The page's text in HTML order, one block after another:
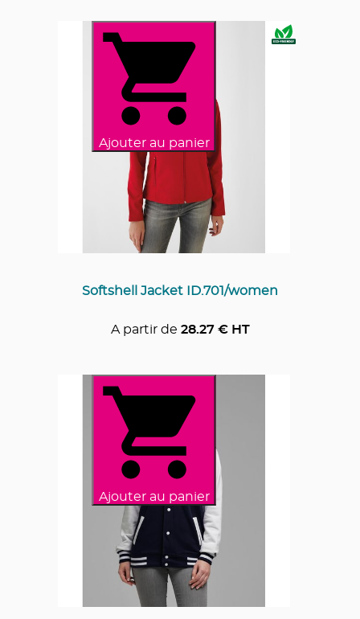
Ajouter au panier
Softshell Jacket ID.701/women
A partir de 28.27€ HT
Ajouter au panier